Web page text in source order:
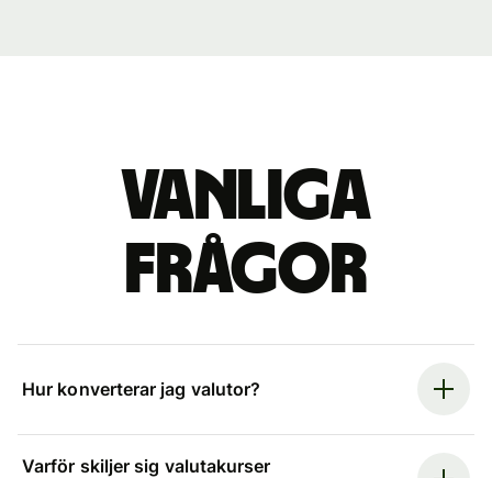
Vanliga
frågor
Hur konverterar jag valutor?
Varför skiljer sig valutakurser